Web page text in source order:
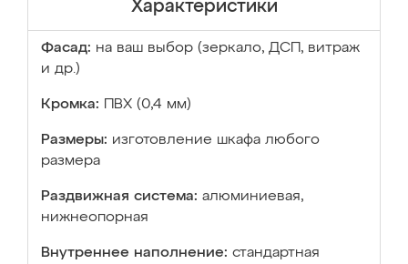
Характеристики
Фасад: на ваш выбор (зеркало, ДСП, витраж
и др.)
Кромка: ПВХ (0,4 мм)
Размеры: изготовление шкафа любого
размера
Раздвижная система: алюминиевая,
нижнеопорная
Внутреннее наполнение: стандартная